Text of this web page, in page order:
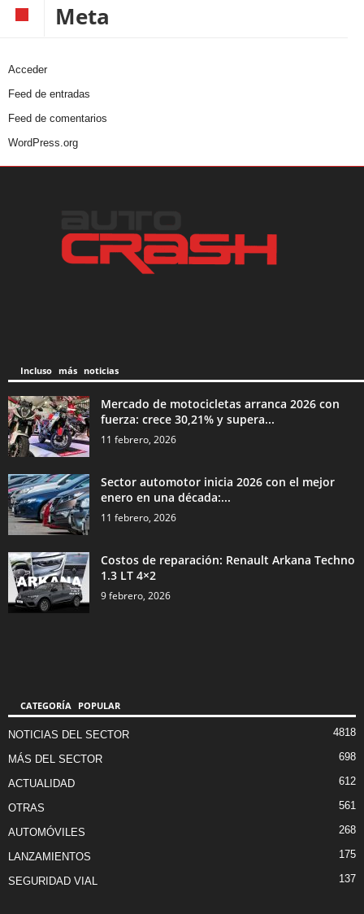
Meta
Acceder
Feed de entradas
Feed de comentarios
WordPress.org
Incluso más noticias
Mercado de motocicletas arranca 2026 con
fuerza: crece 30,21% y supera...
11 febrero, 2026
Sector automotor inicia 2026 con el mejor
enero en una década:...
11 febrero, 2026
Costos de reparación: Renault Arkana Techno
1.3 LT 4×2
9 febrero, 2026
CATEGORÍA POPULAR
NOTICIAS DEL SECTOR 4818
MÁS DEL SECTOR 698
ACTUALIDAD 612
OTRAS 561
AUTOMÓVILES 268
LANZAMIENTOS 175
SEGURIDAD VIAL 137